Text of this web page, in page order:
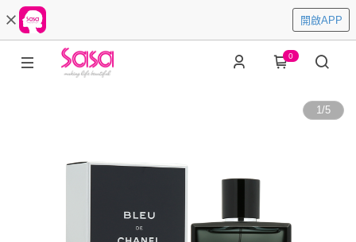
開啟APP
0
1/5